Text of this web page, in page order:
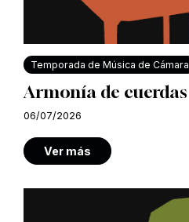
Temporada de Música de Cámara
Armonía de cuerdas
06/07/2026
Ver más